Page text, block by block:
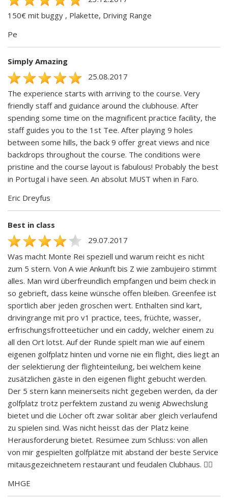
150€ mit buggy , Plakette, Driving Range
Pe
Simply Amazing
25.08.2017
The experience starts with arriving to the course. Very
friendly staff and guidance around the clubhouse. After
spending some time on the magnificent practice facility, the
staff guides you to the 1st Tee. After playing 9 holes
between some hills, the back 9 offer great views and nice
backdrops throughout the course. The conditions were
pristine and the course layout is fabulous! Probably the best
in Portugal i have seen. An absolut MUST when in Faro.
Eric Dreyfus
Best in class
29.07.2017
Was macht Monte Rei speziell und warum reicht es nicht
zum 5 stern. Von A wie Ankunft bis Z wie zambujeiro stimmt
alles. Man wird überfreundlich empfangen und beim check in
so gebrieft, dass keine wünsche offen bleiben. Greenfee ist
sportlich aber jeden groschen wert. Enthalten sind kart,
drivingrange mit pro v1 practice, tees, früchte, wasser,
erfrischungsfrotteetücher und ein caddy, welcher einem zu
all den Ort lotst. Auf der Runde spielt man wie auf einem
eigenen golfplatz hinten und vorne nie ein flight, dies liegt an
der selektierung der flighteinteilung, bei welchem keine
zusätzlichen gäste in den eigenen flight gebucht werden.
Der 5 stern kann meinerseits nicht gegeben werden, da der
golfplatz trotz perfektem zustand zu wenig Abwechslung
bietet und die Löcher oft zwar solitär aber gleich verlaufend
zu spielen sind. Was nicht heisst das der Platz keine
Herausforderung bietet. Resümee zum Schluss: von allen
von mir gespielten golfplätze mit abstand der beste Service
mitausgezeichnetem restaurant und feudalen Clubhaus. 👍🏾
MHGE